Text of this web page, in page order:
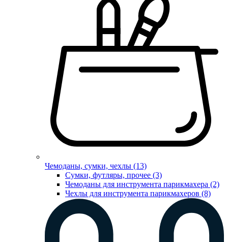
Чемоданы, сумки, чехлы (13)
Сумки, футляры, прочее (3)
Чемоданы для инструмента парикмахера (2)
Чехлы для инструмента парикмахеров (8)